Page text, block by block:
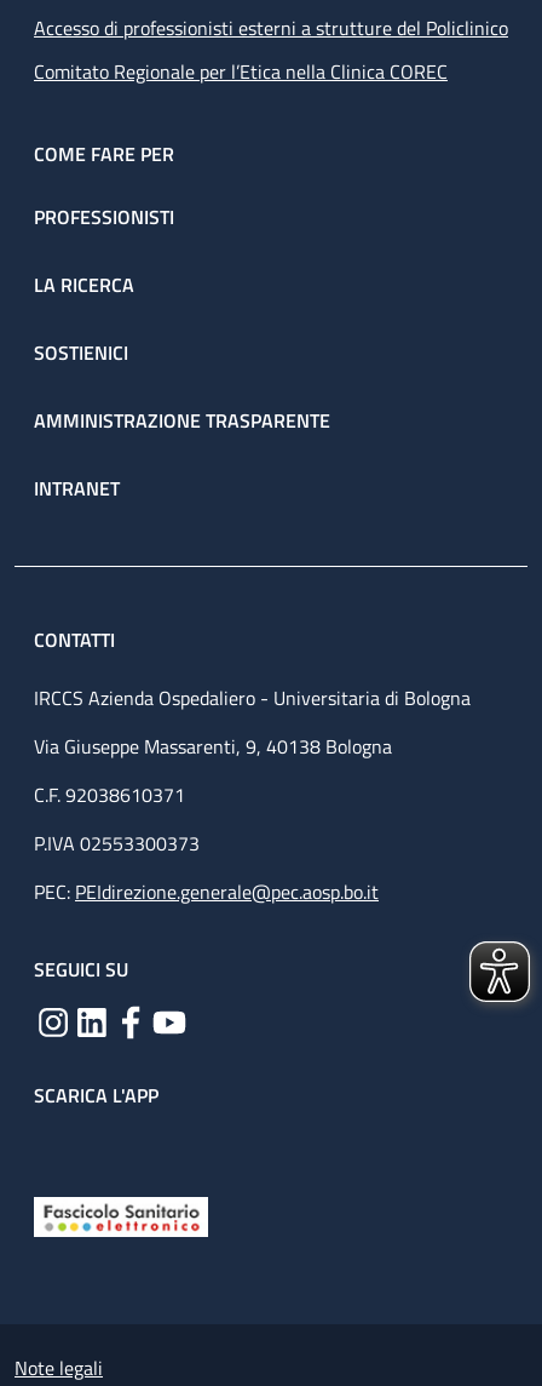
Accesso di professionisti esterni a strutture del Policlinico
Comitato Regionale per l’Etica nella Clinica COREC
COME FARE PER
PROFESSIONISTI
LA RICERCA
SOSTIENICI
AMMINISTRAZIONE TRASPARENTE
INTRANET
CONTATTI
IRCCS Azienda Ospedaliero - Universitaria di Bologna
Via Giuseppe Massarenti, 9, 40138 Bologna
C.F. 92038610371
P.IVA 02553300373
PEC: PEIdirezione.generale@pec.aosp.bo.it
SEGUICI SU
SCARICA L'APP
Small prints
Note legali